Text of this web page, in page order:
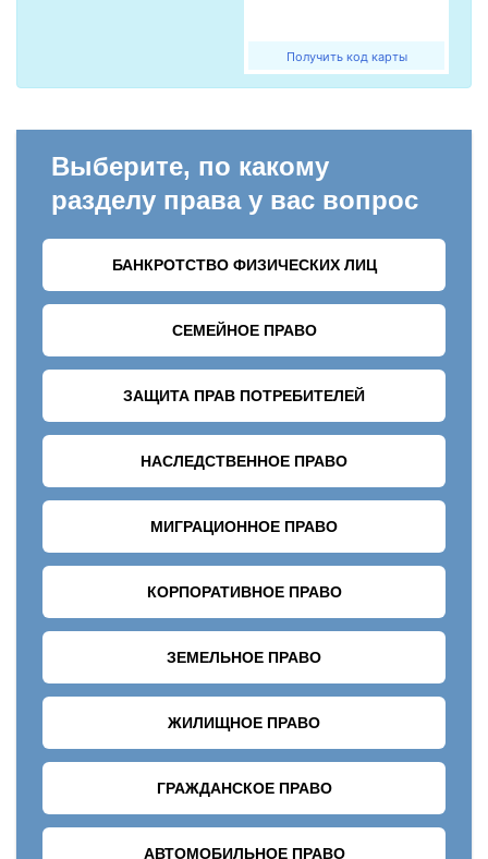
Получить код карты